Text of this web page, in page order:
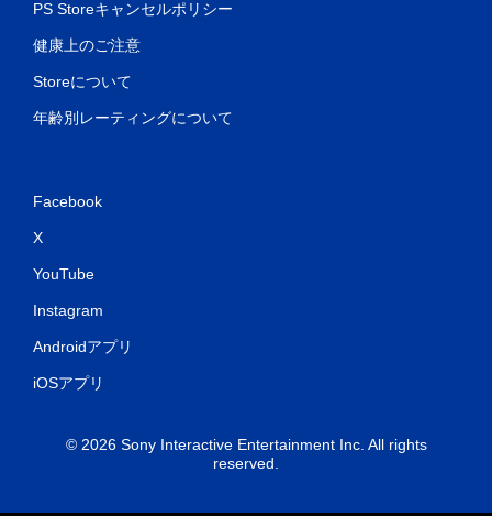
PS Storeキャンセルポリシー
健康上のご注意
Storeについて
年齢別レーティングについて
Facebook
X
YouTube
Instagram
Androidアプリ
iOSアプリ
© 2026 Sony Interactive Entertainment Inc. All rights
reserved.